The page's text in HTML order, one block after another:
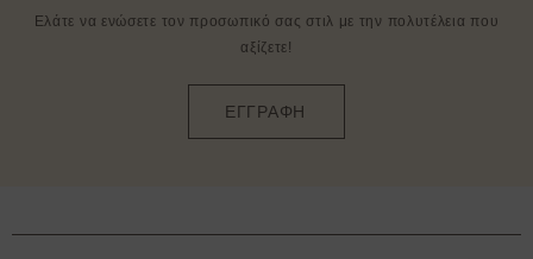
Ελάτε να ενώσετε τον προσωπικό σας στιλ με την πολυτέλεια που
αξίζετε!
ΕΓΓΡΑΦΗ